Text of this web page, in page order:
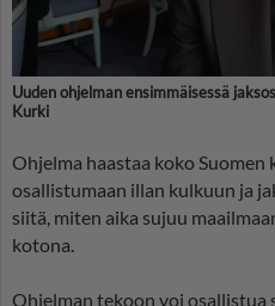
Uuden ohjelman ensimmäisessä
Kurki
Ohjelma haastaa koko
osallistumaan illan kulkuun ja
siitä, miten aika sujuu
kotona.
Ohjelman tekoon voi osallistua